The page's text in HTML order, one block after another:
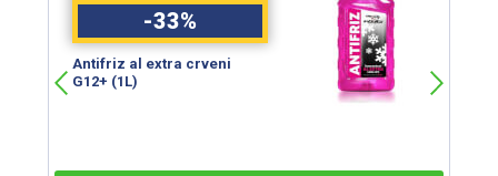
-33%
Antifriz al extra crveni
G12+ (1L)